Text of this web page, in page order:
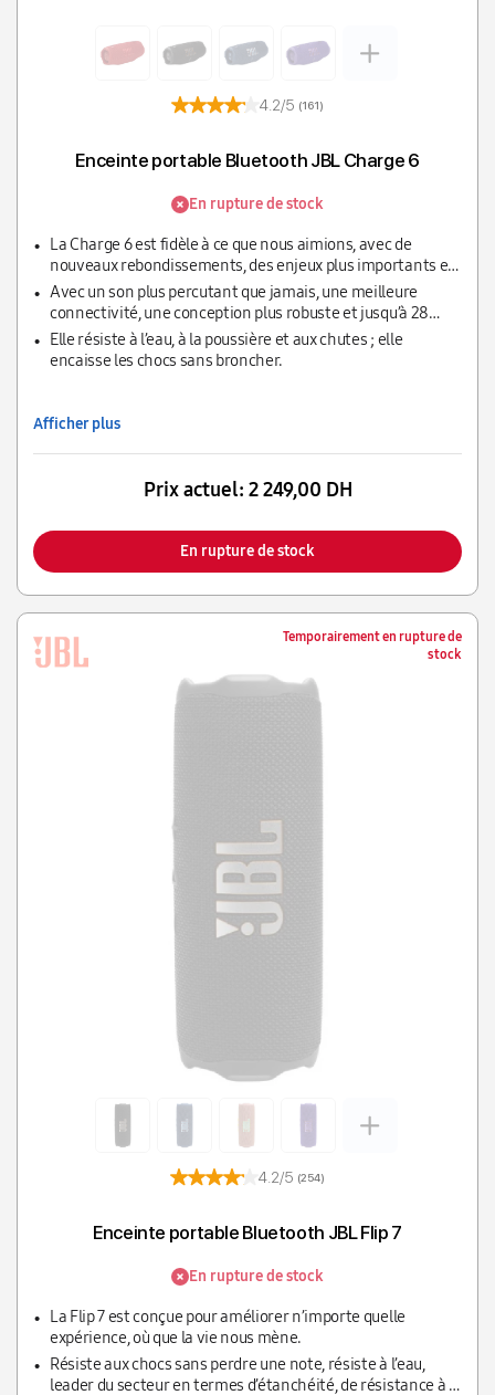
4.2/5 (161)
Enceinte portable Bluetooth JBL Charge 6
En rupture de stock
La Charge 6 est fidèle à ce que nous aimions, avec de
nouveaux rebondissements, des enjeux plus importants et
une plus grande intensité.
Avec un son plus percutant que jamais, une meilleure
connectivité, une conception plus robuste et jusqu’à 28
heures d’autonomie, la Charge 6 est une véritable « bête
audio » portable.
Elle résiste à l’eau, à la poussière et aux chutes ; elle
encaisse les chocs sans broncher.
Afficher plus
Prix actuel: 2 249,00 DH
En rupture de stock
Temporairement en rupture de
stock
4.2/5 (254)
Enceinte portable Bluetooth JBL Flip 7
En rupture de stock
La Flip 7 est conçue pour améliorer n’importe quelle
expérience, où que la vie nous mène.
Résiste aux chocs sans perdre une note, résiste à l’eau,
leader du secteur en termes d’étanchéité, de résistance à la